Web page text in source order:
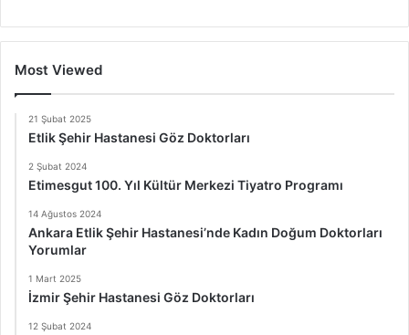
Most Viewed
21 Şubat 2025
Etlik Şehir Hastanesi Göz Doktorları
2 Şubat 2024
Etimesgut 100. Yıl Kültür Merkezi Tiyatro Programı
14 Ağustos 2024
Ankara Etlik Şehir Hastanesi’nde Kadın Doğum Doktorları
Yorumlar
1 Mart 2025
İzmir Şehir Hastanesi Göz Doktorları
12 Şubat 2024